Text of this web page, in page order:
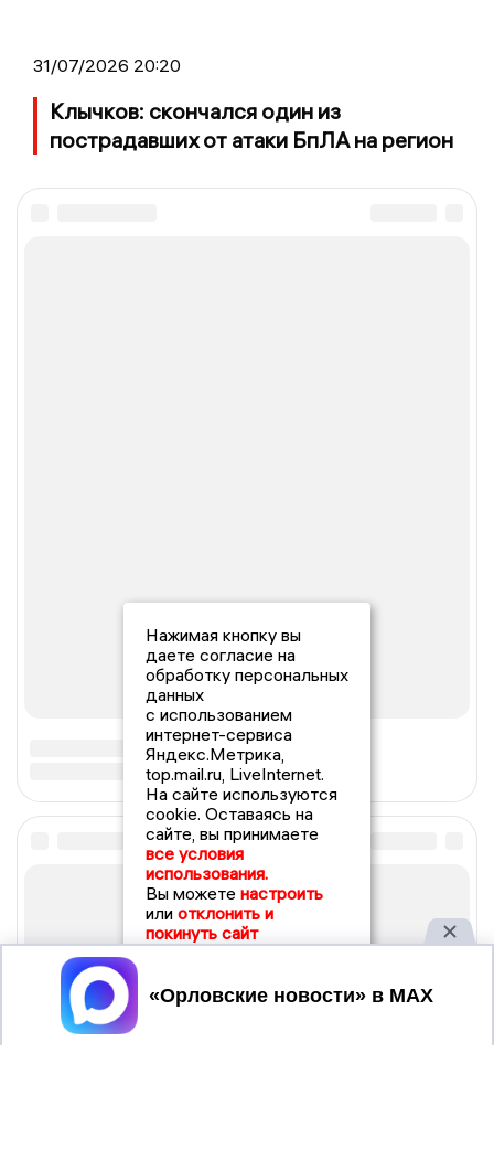
31/07/2026 20:20
Клычков: скончался один из
пострадавших от атаки БпЛА на регион
Нажимая кнопку вы
даете согласие на
обработку персональных
данных
с использованием
интернет-сервиса
Яндекс.Метрика,
top.mail.ru, LiveInternet.
На сайте используются
cookie. Оставаясь на
сайте, вы принимаете
все условия
использования.
Вы можете настроить
или отклонить и
покинуть сайт
Принять